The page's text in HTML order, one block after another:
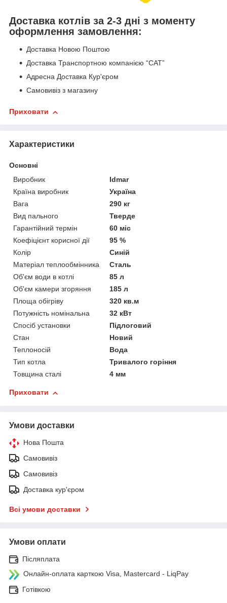
Доставка котлів за 2-3 дні з моменту
оформлення замовлення:
Доставка Новою Поштою
Доставка Транспортною компанією “САТ”
Адресна Доставка Кур'єром
Самовивіз з магазину
Приховати
Характеристики
Основні
Виробник
Idmar
Країна виробник
Україна
Вага
290 кг
Вид пального
Тверде
Гарантійний термін
60 міс
Коефіцієнт корисної дії
95 %
Колір
Синій
Матеріал теплообмінника
Сталь
Об'єм води в котлі
85 л
Об'єм камери згоряння
185 л
Площа обігріву
320 кв.м
Потужність номінальна
32 кВт
Спосіб установки
Підлоговий
Стан
Новий
Теплоносій
Вода
Тип котла
Тривалого горіння
Товщина сталі
4 мм
Приховати
Умови доставки
Нова Пошта
Самовивіз
Самовивіз
Доставка кур'єром
Всі умови доставки
Умови оплати
Післяплата
Онлайн-оплата карткою Visa, Mastercard - LiqPay
Готівкою